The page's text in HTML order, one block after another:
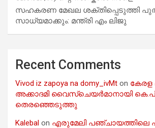
സഹകരണ മേഖല ശക്തിപ്പെടുത്തി
സാധ്യമാക്കും: മന്ത്രി എം ലിജു
Recent Comments
Vivod iz zapoya na domy_ivMt on കേരള
അക്കാദമി വൈസ്ചെയർമാനായി
തെരഞ്ഞെടുത്തു
Kalebal on എരുമേലി പഞ്ചായത്തിലെ